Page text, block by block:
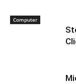
Computer